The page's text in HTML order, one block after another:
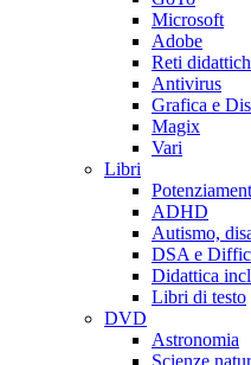
Microsoft
Adobe
Reti
Antivirus
Grafica e
Magix
Vari
Libri
ADHD
Autismo,
DSA e
Didattica
Libri di testo
DVD
Astronomia
Scienze